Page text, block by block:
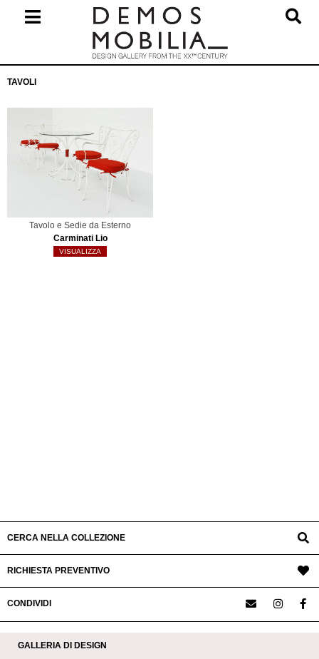
primario
TAVOLI
Tavolo e Sedie da Esterno
Carminati Lio
VISUALIZZA
CERCA NELLA COLLEZIONE
RICHIESTA PREVENTIVO
CONDIVIDI
GALLERIA DI DESIGN